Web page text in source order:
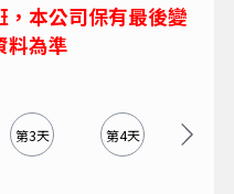
本公司保有最後變
料為準
第3天 第4天